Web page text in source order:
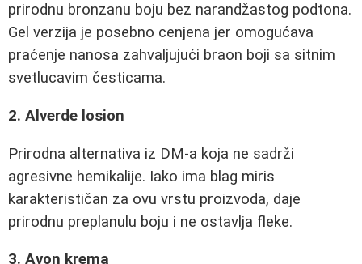
prirodnu bronzanu boju bez narandžastog podtona.
Gel verzija je posebno cenjena jer omogućava
praćenje nanosa zahvaljujući braon boji sa sitnim
svetlucavim česticama.
2. Alverde losion
Prirodna alternativa iz DM-a koja ne sadrži
agresivne hemikalije. Iako ima blag miris
karakterističan za ovu vrstu proizvoda, daje
prirodnu preplanulu boju i ne ostavlja fleke.
3. Avon krema